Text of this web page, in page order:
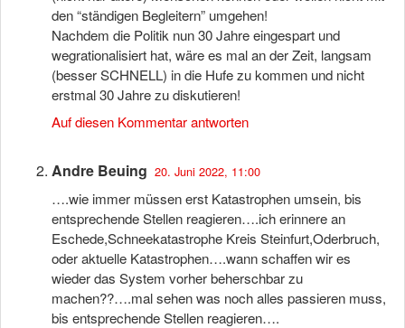
den “ständigen Begleitern” umgehen!
Nachdem die Politik nun 30 Jahre eingespart und
wegrationalisiert hat, wäre es mal an der Zeit, langsam
(besser SCHNELL) in die Hufe zu kommen und nicht
erstmal 30 Jahre zu diskutieren!
Auf diesen Kommentar antworten
Andre Beuing 20. Juni 2022, 11:00
….wie immer müssen erst Katastrophen umsein, bis
entsprechende Stellen reagieren….ich erinnere an
Eschede,Schneekatastrophe Kreis Steinfurt,Oderbruch,
oder aktuelle Katastrophen….wann schaffen wir es
wieder das System vorher beherschbar zu
machen??….mal sehen was noch alles passieren muss,
bis entsprechende Stellen reagieren….